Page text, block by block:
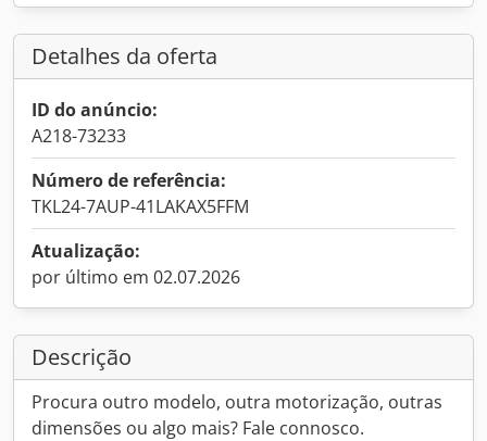
Detalhes da oferta
ID do anúncio:
A218-73233
Número de referência:
TKL24-7AUP-41LAKAX5FFM
Atualização:
por último em 02.07.2026
Descrição
Procura outro modelo, outra motorização, outras
dimensões ou algo mais? Fale connosco.